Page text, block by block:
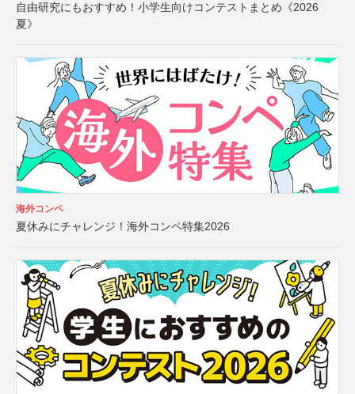
自由研究にもおすすめ！小学生向けコンテストまとめ《2026
夏》
海外コンペ
夏休みにチャレンジ！海外コンペ特集2026